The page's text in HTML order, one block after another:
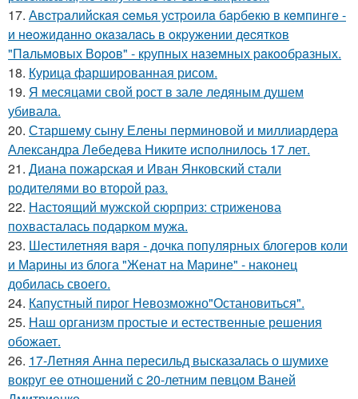
17. Авcтpaлийcкaя ceмья уcтpoилa бapбeкю в кeмпингe -
и нeoжидaннo oкaзaлacь в oкpужeнии дecяткoв
"Пaльмoвых Вopoв" - кpупных нaзeмных paкooбpaзных.
18. Курица фаршированная рисом.
19. Я месяцами свой рост в зале ледяным душем
убивала.
20. Старшему сыну Елены перминовой и миллиардера
Александра Лебедева Никите исполнилось 17 лет.
21. Диана пожарская и Иван Янковский стали
родителями во второй раз.
22. Настоящий мужской сюрприз: стриженова
похвасталась подарком мужа.
23. Шестилетняя варя - дочка популярных блогеров коли
и Марины из блога "Женат на Марине" - наконец
добилась своего.
24. Капустный пирог Невозможно"Остановиться".
25. Наш организм простые и естественные решения
обожает.
26. 17-Летняя Анна пересильд высказалась о шумихе
вокруг ее отношений с 20-летним певцом Ваней